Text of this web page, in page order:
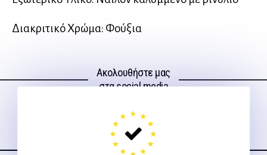
Διακριτικό Χρώμα: Φούξια
Ακολουθήστε μας
στα social media